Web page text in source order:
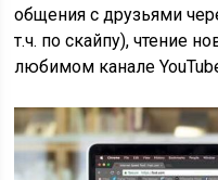
общения с друзьями
т.ч. по скайпу), чтение
любимом канале